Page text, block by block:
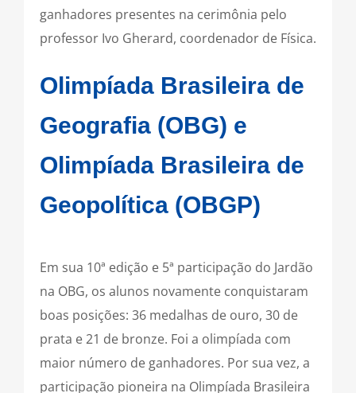
ganhadores presentes na cerimônia pelo
professor Ivo Gherard, coordenador de Física.
Olimpíada Brasileira de
Geografia (OBG) e
Olimpíada Brasileira de
Geopolítica (OBGP)
Em sua 10ª edição e 5ª participação do Jardão
na OBG, os alunos novamente conquistaram
boas posições: 36 medalhas de ouro, 30 de
prata e 21 de bronze. Foi a olimpíada com
maior número de ganhadores. Por sua vez, a
participação pioneira na Olimpíada Brasileira